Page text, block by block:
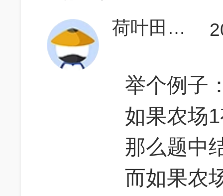
荷叶田田731
举个例子
如果农场
那么题中
而如果农